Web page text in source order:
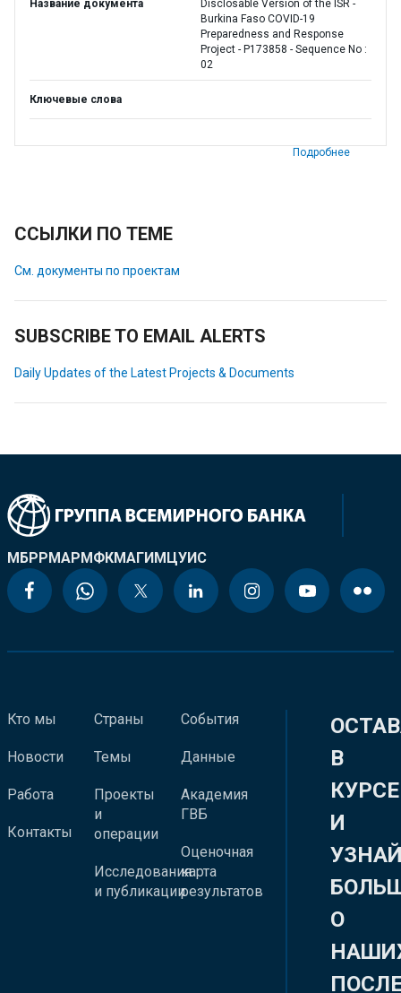
Название документа
Disclosable Version of the ISR -
Burkina Faso COVID-19
Preparedness and Response
Project - P173858 - Sequence No :
02
Ключевые слова
Подробнее
ССЫЛКИ ПО ТЕМЕ
См. документы по проектам
SUBSCRIBE TO EMAIL ALERTS
Daily Updates of the Latest Projects & Documents
МБРРМАРМФКМАГИМЦУИС
Кто мы
Новости
Работа
Контакты
Страны
Темы
Проекты
и
операции
Исследования
и публикации
События
Данные
Академия
ГВБ
Оценочная
карта
результатов
В
КУРСЕ
И
О